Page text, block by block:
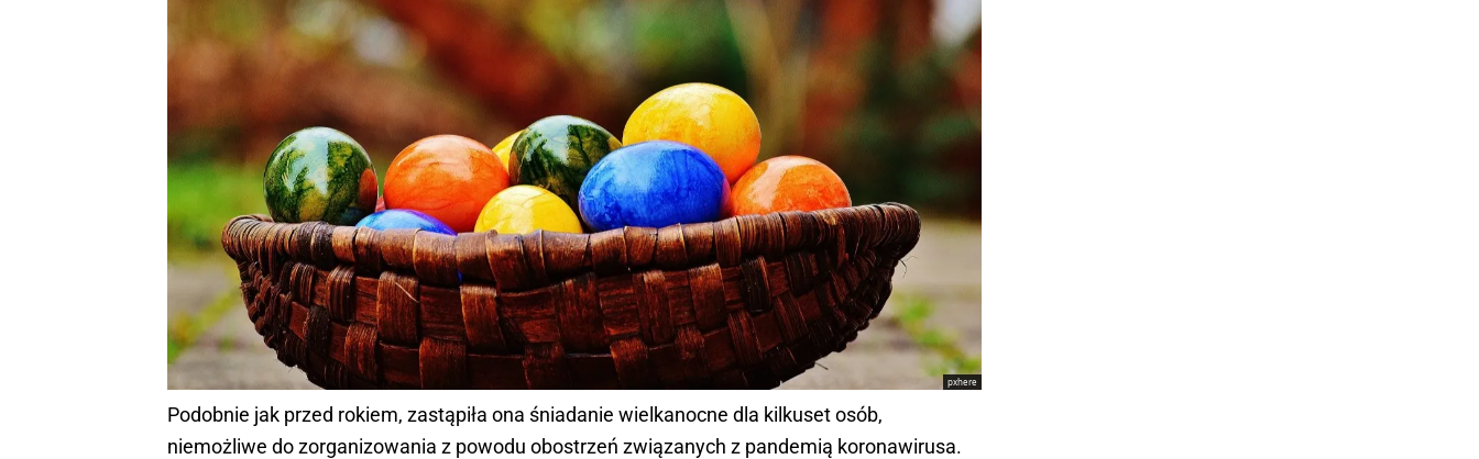
pxhere
Podobnie jak przed rokiem, zastąpiła ona śniadanie wielkanocne dla kilkuset osób,
niemożliwe do zorganizowania z powodu obostrzeń związanych z pandemią koronawirusa.